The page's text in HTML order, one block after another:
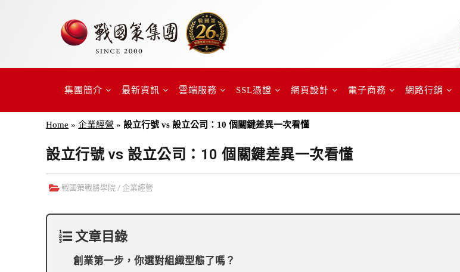
集團簡介 最新資訊 雲端服務 SSL憑證 網頁設計 電子商務 網路行銷
Home »企業經營 »設立行號 vs 設立公司：10 個關鍵差異一次看懂
設立行號 vs 設立公司：10 個關鍵差異一次看懂
戰國策戰勝學院 / 企業經營
文章目錄
創業第一步，你選對組織型態了嗎？